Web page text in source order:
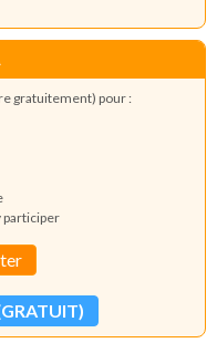
gratuitement) pour :
participer